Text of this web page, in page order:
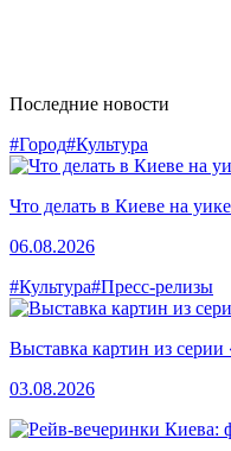
Последние новости
#Город#Культура
Что делать в Киеве на
06.08.2026
#Культура#Пресс-релизы
Выставка картин из
03.08.2026